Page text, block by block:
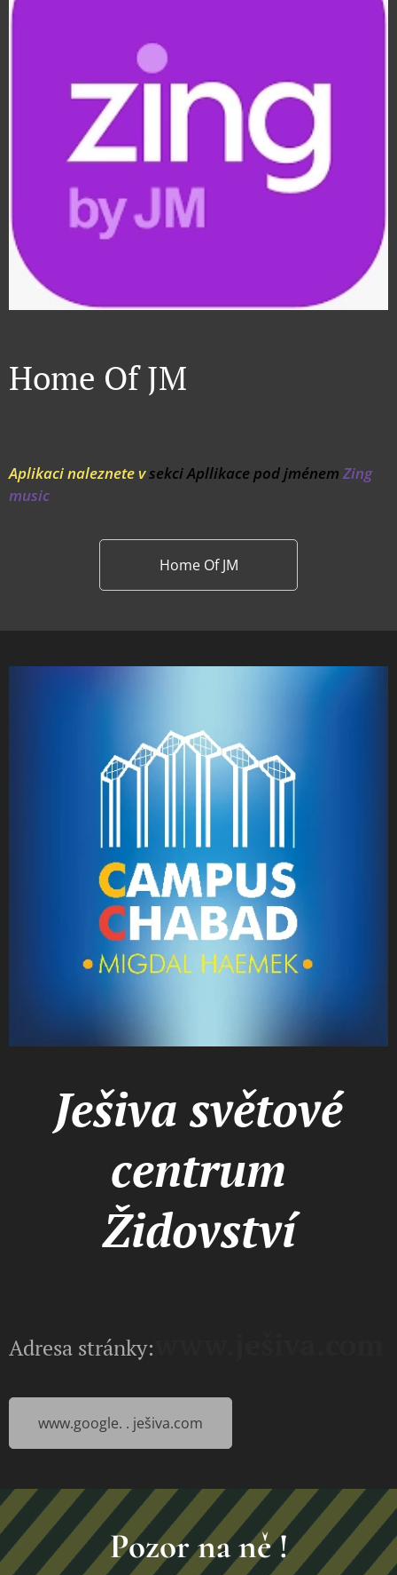
Home Of JM
Aplikaci naleznete vsekci Apllikace pod jménemZing
music
Home Of JM
Ješiva světové
centrum
Židovství
Adresa stránky:
www.google. . ješiva.com
Pozor na ně !